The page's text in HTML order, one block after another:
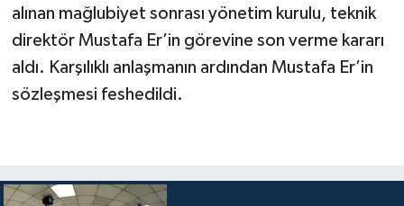
alınan mağlubiyet sonrası yönetim kurulu, teknik
direktör Mustafa Er’in görevine son verme kararı
aldı. Karşılıklı anlaşmanın ardından Mustafa Er’in
sözleşmesi feshedildi.